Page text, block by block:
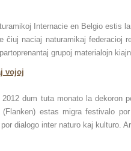
Internacie en Belgio estis
ĉiuj naciaj naturamikaj federacioj
grupoj materialojn
vojoj
dum tuta monato la dekoron
estas migra festivalo
dialogo inter naturo kaj kulturo.